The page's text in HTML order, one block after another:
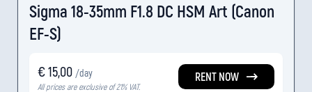
Sigma 18-35mm F1.8 DC HSM Art (Canon
EF-S)
€ 15,00 /day
All prices are exclusive of 21% VAT.
RENT NOW